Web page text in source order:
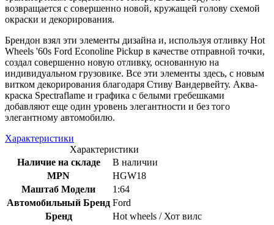
возвращается с совершенно новой, кружащей голову схемой
окраски и декорирования.
Брендон взял эти элементы дизайна и, используя отливку Hot
Wheels '60s Ford Econoline Pickup в качестве отправной точки,
создал совершенно новую отливку, основанную на
индивидуальном грузовике. Все эти элементы здесь, с новым
витком декорирования благодаря Стиву Вандервейту. Аква-
краска Spectraflame и графика с белыми гребешками
добавляют еще один уровень элегантности и без того
элегантному автомобилю.
Характеристики
Характеристики
Наличие на складе
В наличии
MPN
HGW18
Маштаб Модели
1:64
Автомобильный Бренд Ford
Бренд
Hot wheels / Хот вилс